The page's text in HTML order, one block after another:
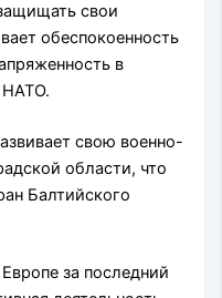
свои
обеспокоенность
в
НАТО.
свою военно-
области, что
Балтийского
за последний